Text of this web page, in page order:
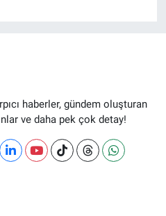
haberler, gündem oluşturan
ve daha pek çok detay!